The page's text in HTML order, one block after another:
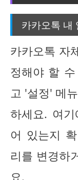
카카오톡 내
카카오톡 자
정해야 할
고 '설정' 메
하세요. 여
어 있는지
리를 변경하
요.